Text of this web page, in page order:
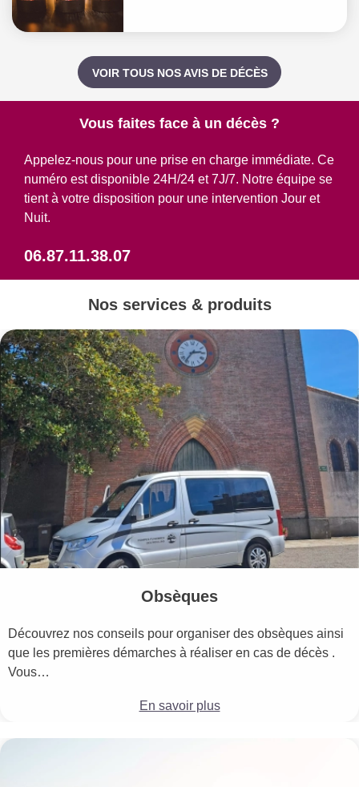
VOIR TOUS NOS AVIS DE DÉCÈS
Vous faites face à un décès ?
Appelez-nous pour une prise en charge immédiate. Ce
numéro est disponible 24H/24 et 7J/7. Notre équipe se
tient à votre disposition pour une intervention Jour et
Nuit.
06.87.11.38.07
Nos services & produits
Obsèques
Découvrez nos conseils pour organiser des obsèques ainsi
que les premières démarches à réaliser en cas de décès .
Vous…
En savoir plus